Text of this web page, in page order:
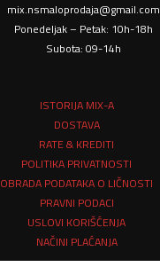
mix.nsmaloprodaja@gmail.com
Ponedeljak – Petak: 10h-18h
Subota: 09-14h
ISTORIJA MIX-A
DOSTAVA
RATE & KREDITI
POLITIKA PRIVATNOSTI
OBRADA PODATAKA O LIČNOSTI
PRAVNI PODACI
USLOVI KORIŠĆENJA
NAČINI PLAĆANJA